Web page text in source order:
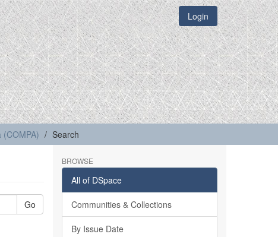
Login
Search
Go
BROWSE
All of DSpace
Communities & Collections
By Issue Date